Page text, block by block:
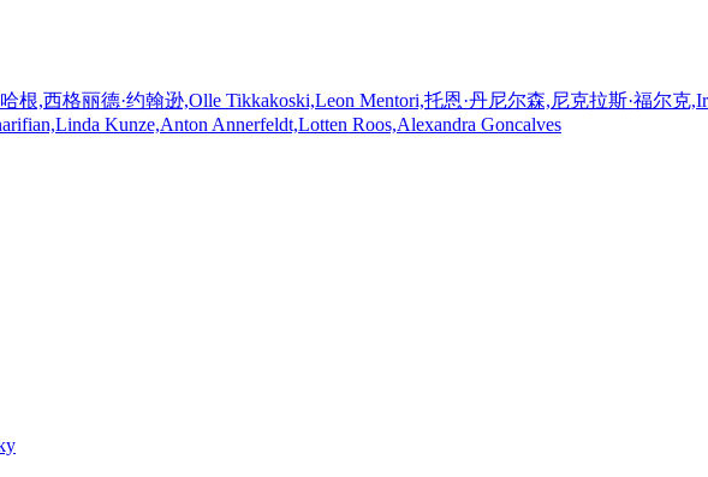
根,西格丽德·约翰逊,Olle Tikkakoski,Leon Mentori,托恩·丹尼尔森,尼克拉斯·福尔克
Kunze,Anton Annerfeldt,Lotten Roos,Alexandra Goncalves